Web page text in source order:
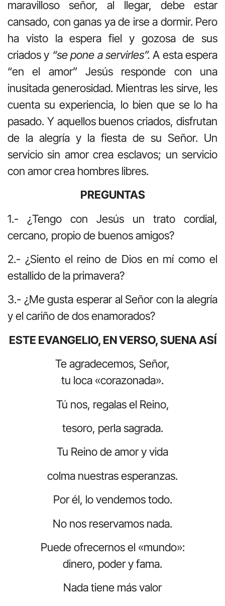
maravilloso señor, al llegar, debe estar
cansado, con ganas ya de irse a dormir. Pero
ha visto la espera fiel y gozosa de sus
criados y “se pone a servirles”. A esta espera
“en el amor” Jesús responde con una
inusitada generosidad. Mientras les sirve, les
cuenta su experiencia, lo bien que se lo ha
pasado. Y aquellos buenos criados, disfrutan
de la alegría y la fiesta de su Señor. Un
servicio sin amor crea esclavos; un servicio
con amor crea hombres libres.
PREGUNTAS
1.- ¿Tengo con Jesús un trato cordial,
cercano, propio de buenos amigos?
2.- ¿Siento el reino de Dios en mí como el
estallido de la primavera?
3.- ¿Me gusta esperar al Señor con la alegría
y el cariño de dos enamorados?
ESTE EVANGELIO, EN VERSO, SUENA ASÍ
Te agradecemos, Señor,
tu loca «corazonada».
Tú nos, regalas el Reino,
tesoro, perla sagrada.
Tu Reino de amor y vida
colma nuestras esperanzas.
Por él, lo vendemos todo.
No nos reservamos nada.
Puede ofrecernos el «mundo»:
dinero, poder y fama.
Nada tiene más valor